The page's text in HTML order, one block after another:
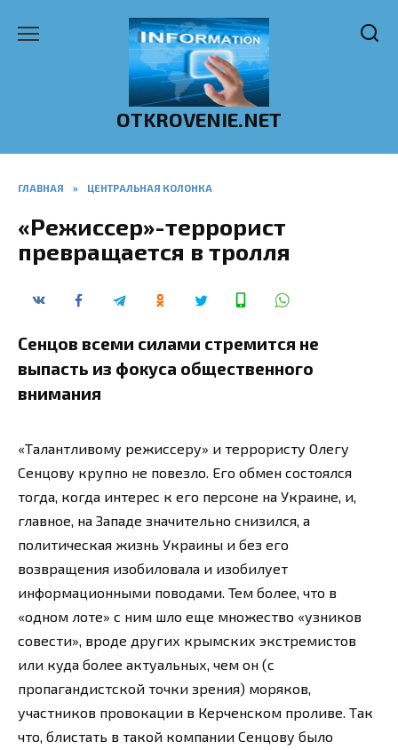
OTKROVENIE.NET
ГЛАВНАЯ » ЦЕНТРАЛЬНАЯ КОЛОНКА
«Режиссер»-террорист
превращается в тролля
Сенцов всеми силами стремится не
выпасть из фокуса общественного
внимания
«Талантливому режиссеру» и террористу Олегу
Сенцову крупно не повезло. Его обмен состоялся
тогда, когда интерес к его персоне на Украине, и,
главное, на Западе значительно снизился, а
политическая жизнь Украины и без его
возвращения изобиловала и изобилует
информационными поводами. Тем более, что в
«одном лоте» с ним шло еще множество «узников
совести», вроде других крымских экстремистов
или куда более актуальных, чем он (с
пропагандистской точки зрения) моряков,
участников провокации в Керченском проливе. Так
что, блистать в такой компании Сенцову было